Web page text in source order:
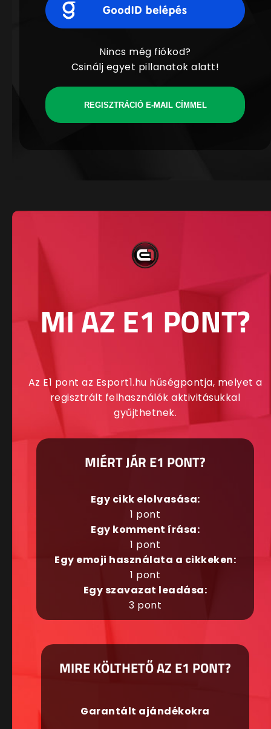
Nincs még fiókod?
Csinálj egyet pillanatok alatt!
REGISZTRÁCIÓ E-MAIL CÍMMEL
MI AZ E1 PONT?
Az E1 pont az Esport1.hu hűségpontja, melyet a
regisztrált felhasználók aktivitásukkal
gyűjthetnek.
MIÉRT JÁR E1 PONT?
Egy cikk elolvasása:
1 pont
Egy komment írása:
1 pont
Egy emoji használata a cikkeken:
1 pont
Egy szavazat leadása:
3 pont
MIRE KÖLTHETŐ AZ E1 PONT?
Garantált ajándékokra